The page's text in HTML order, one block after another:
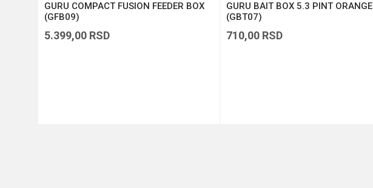
GURU COMPACT FUSION FEEDER BOX
(GFB09)
5.399,00 RSD
GURU BAIT BOX 5.3 PINT ORANGE
(GBT07)
710,00 RSD